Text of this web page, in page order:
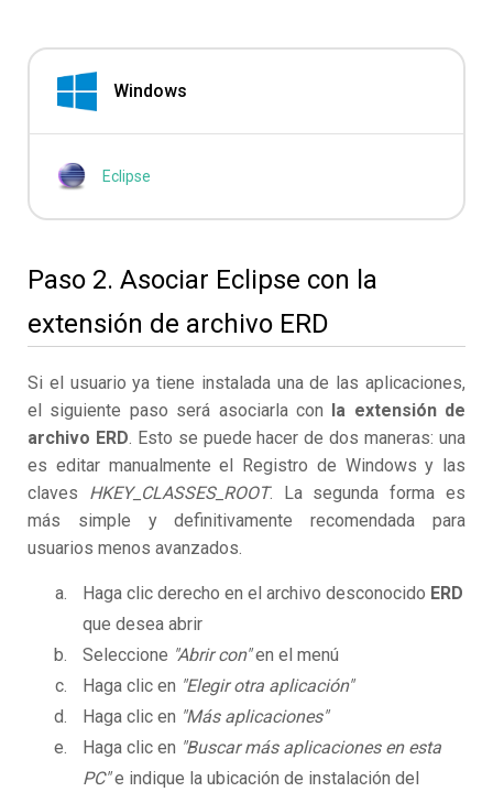
Windows
Eclipse
Paso 2. Asociar Eclipse con la
extensión de archivo ERD
Si el usuario ya tiene instalada una de las aplicaciones,
el siguiente paso será asociarla con la extensión de
archivo ERD. Esto se puede hacer de dos maneras: una
es editar manualmente el Registro de Windows y las
claves HKEY_CLASSES_ROOT. La segunda forma es
más simple y definitivamente recomendada para
usuarios menos avanzados.
Haga clic derecho en el archivo desconocido ERD
que desea abrir
Seleccione "Abrir con"en el menú
Haga clic en "Elegir otra aplicación"
Haga clic en "Más aplicaciones"
Haga clic en "Buscar más aplicaciones en esta
PC"e indique la ubicación de instalación del